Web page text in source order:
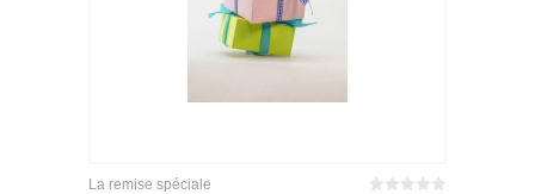
La remise spéciale